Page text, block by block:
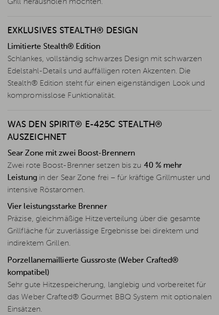
Grill herausholen möchten.
EXKLUSIVES STEALTH® DESIGN
Limitierte Stealth® Edition
Schlankes, vollständig schwarzes Design mit schwarzen
Edelstahl-Details und auffälligen roten Akzenten. Die
Stealth® Edition steht für einen eigenständigen Look und
kompromisslose Funktionalität.
WAS DEN SPIRIT® E-425C STEALTH®
AUSZEICHNET
Sear Zone mit zwei Boost-Brennern
Zwei rote Boost-Brenner setzen bis zu 40 % mehr
Leistungin der Sear Zone frei – für kräftige Grillmuster und
intensive Röstaromen.
Vier leistungsstarke Brenner
Präzise, gleichmäßige Hitzeverteilung über die gesamte
Grillfläche für zuverlässige Ergebnisse bei direktem und
indirektem Grillen.
Porzellanemaillierte Gussroste (Weber Crafted®
kompatibel)
Sehr gute Hitzespeicherung, langlebig und vorbereitet für
das Weber Crafted® Gourmet BBQ System mit optionalen
Einsätzen.